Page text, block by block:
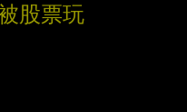
股票玩